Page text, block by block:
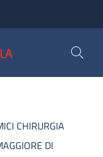
CHIRURGIA
DI